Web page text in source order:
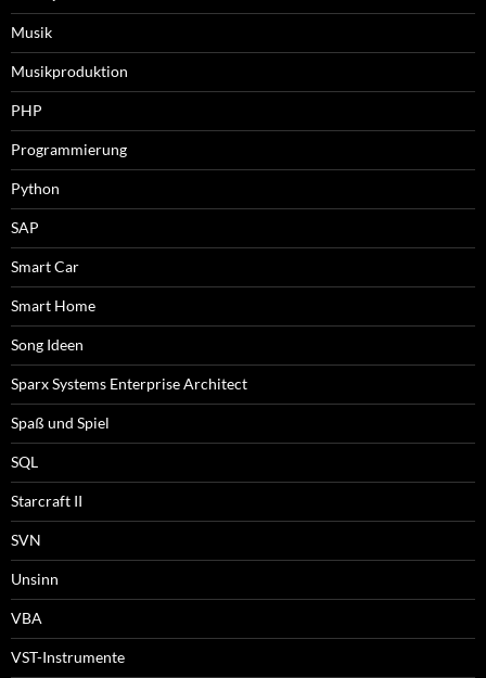
Musik
Musikproduktion
PHP
Programmierung
Python
SAP
Smart Car
Smart Home
Song Ideen
Sparx Systems Enterprise Architect
Spaß und Spiel
SQL
Starcraft II
SVN
Unsinn
VBA
VST-Instrumente